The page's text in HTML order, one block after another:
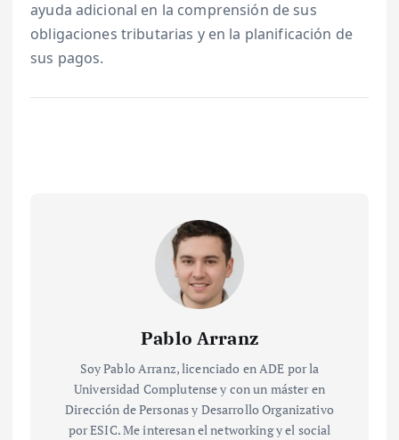
ayuda adicional en la comprensión de sus
obligaciones tributarias y en la planificación de
sus pagos.
Pablo Arranz
Soy Pablo Arranz, licenciado en ADE por la
Universidad Complutense y con un máster en
Dirección de Personas y Desarrollo Organizativo
por ESIC. Me interesan el networking y el social